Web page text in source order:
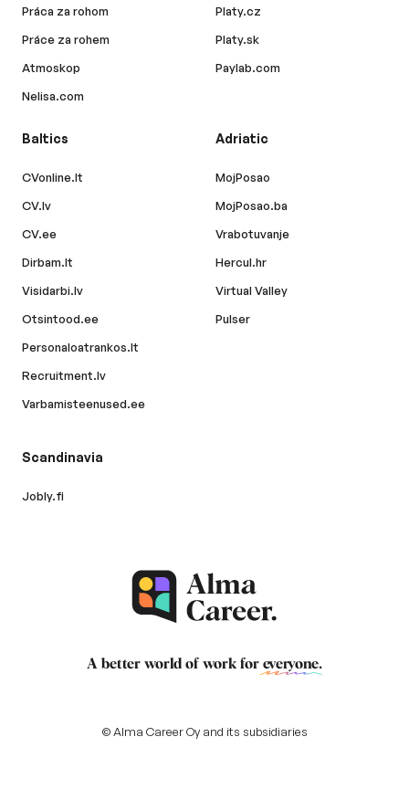
Práca za rohom
Práce za rohem
Atmoskop
Nelisa.com
Platy.cz
Platy.sk
Paylab.com
Baltics
CVonline.lt
CV.lv
CV.ee
Dirbam.lt
Visidarbi.lv
Otsintood.ee
Personaloatrankos.lt
Recruitment.lv
Varbamisteenused.ee
Adriatic
MojPosao
MojPosao.ba
Vrabotuvanje
Hercul.hr
Virtual Valley
Pulser
Scandinavia
Jobly.fi
A better world of work for everyone.
© Alma Career Oy and its subsidiaries